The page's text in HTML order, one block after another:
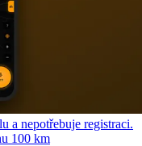
a nepotřebuje registraci.
100 km